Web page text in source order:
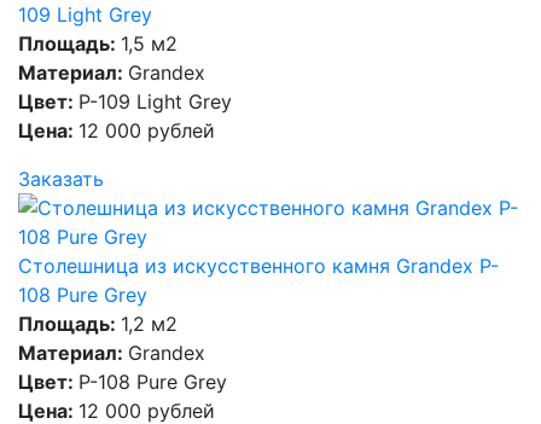
109 Light Grey
Площадь: 1,5 м2
Материал: Grandex
Цвет: P-109 Light Grey
Цена: 12 000 рублей
Заказать
Столешница из искусственного камня Grandex P-
108 Pure Grey
Площадь: 1,2 м2
Материал: Grandex
Цвет: P-108 Pure Grey
Цена: 12 000 рублей